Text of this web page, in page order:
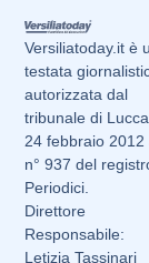
Versiliatoday.it è
testata
autorizzata dal
tribunale di
24 febbraio 2012
n° 937 del
Periodici.
Direttore
Responsabile:
Letizia Tassinari